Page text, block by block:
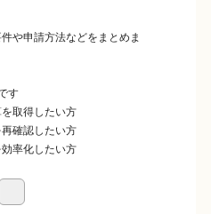
や申請方法などをまとめま
す
取得したい方
確認したい方
率化したい方